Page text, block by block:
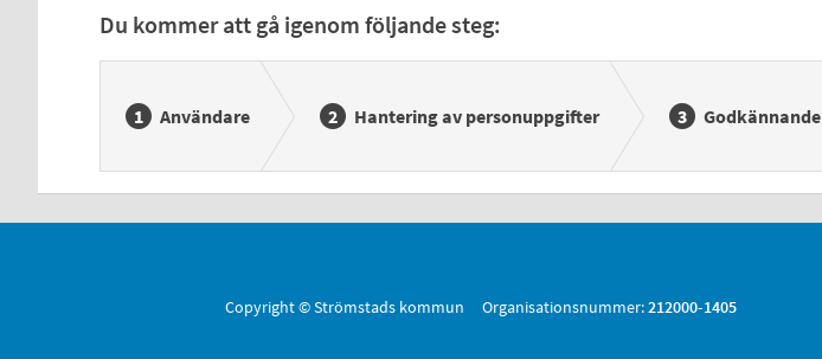
Du kommer att gå igenom följande steg:
Användare Hantering av personuppgifter Godkännande
Copyright © Strömstads kommun Organisationsnummer:212000-1405